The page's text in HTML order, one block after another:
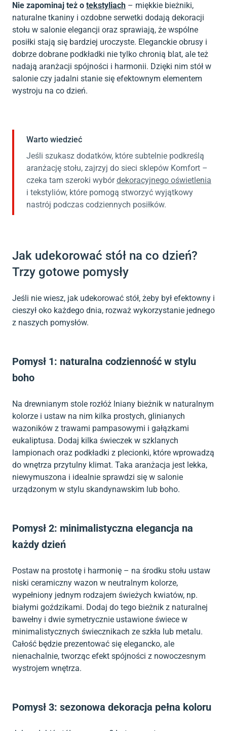
Nie zapominaj też o tekstyliach – miękkie bieżniki,
naturalne tkaniny i ozdobne serwetki dodają dekoracji
stołu w salonie elegancji oraz sprawiają, że wspólne
posiłki stają się bardziej uroczyste. Eleganckie obrusy i
dobrze dobrane podkładki nie tylko chronią blat, ale też
nadają aranżacji spójności i harmonii. Dzięki nim stół w
salonie czy jadalni stanie się efektownym elementem
wystroju na co dzień.
Warto wiedzieć
Jeśli szukasz dodatków, które subtelnie podkreślą
aranżację stołu, zajrzyj do sieci sklepów Komfort –
czeka tam szeroki wybórdekoracyjnego oświetlenia
i tekstyliów, które pomogą stworzyć wyjątkowy
nastrój podczas codziennych posiłków.
Jak udekorować stół na co dzień?
Trzy gotowe pomysły
Jeśli nie wiesz, jak udekorować stół, żeby był efektowny i
cieszył oko każdego dnia, rozważ wykorzystanie jednego
z naszych pomysłów.
Pomysł 1: naturalna codzienność w stylu
boho
Na drewnianym stole rozłóż lniany bieżnik w naturalnym
kolorze i ustaw na nim kilka prostych, glinianych
wazoników z trawami pampasowymi i gałązkami
eukaliptusa. Dodaj kilka świeczek w szklanych
lampionach oraz podkładki z plecionki, które wprowadzą
do wnętrza przytulny klimat. Taka aranżacja jest lekka,
niewymuszona i idealnie sprawdzi się w salonie
urządzonym w stylu skandynawskim lub boho.
Pomysł 2: minimalistyczna elegancja na
każdy dzień
Postaw na prostotę i harmonię – na środku stołu ustaw
niski ceramiczny wazon w neutralnym kolorze,
wypełniony jednym rodzajem świeżych kwiatów, np.
białymi goździkami. Dodaj do tego bieżnik z naturalnej
bawełny i dwie symetrycznie ustawione świece w
minimalistycznych świecznikach ze szkła lub metalu.
Całość będzie prezentować się elegancko, ale
nienachalnie, tworząc efekt spójności z nowoczesnym
wystrojem wnętrza.
Pomysł 3: sezonowa dekoracja pełna koloru